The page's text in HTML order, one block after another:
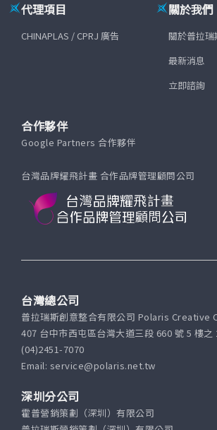
代理項目
CHINAPLAS / CPRJ 廣告
關於我們
關於普拉瑞
最新消息
立即諮詢
合作夥伴
Google Partners 合作夥伴
台灣品牌耀飛計畫 合作品牌管理顧問公司
台灣總公司
普拉瑞斯創意整合有限公司 Polaris Creative
407 台中市西屯區台灣大道三段 660 號 5 樓之
(04)2451-7070
Email: service@polaris.net.tw
深圳分公司
霍普營銷策劃（深圳）有限公司